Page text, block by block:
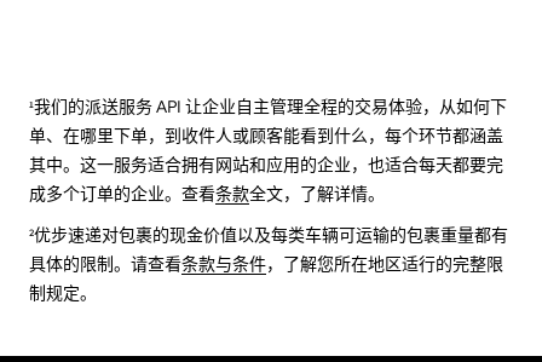
¹我们的派送服务 API 让企业自主管理全程的交易体验，从如何下
单、在哪里下单，到收件人或顾客能看到什么，每个环节都涵盖
其中。这一服务适合拥有网站和应用的企业，也适合每天都要完
成多个订单的企业。查看条款全文，了解详情。
²优步速递对包裹的现金价值以及每类车辆可运输的包裹重量都有
具体的限制。请查看条款与条件，了解您所在地区适行的完整限
制规定。